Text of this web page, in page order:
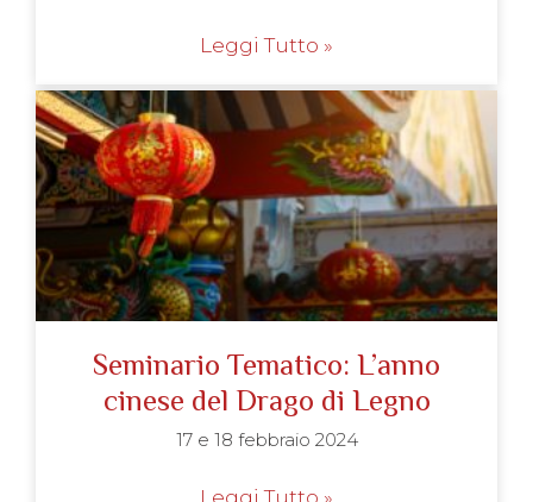
Leggi Tutto »
Seminario Tematico: L’anno
cinese del Drago di Legno
17 e 18 febbraio 2024
Leggi Tutto »